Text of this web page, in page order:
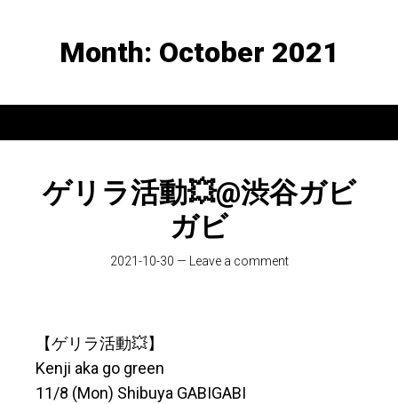
Month: October 2021
ゲリラ活動💥@渋谷ガビ
ガビ
2021-10-30 — Leave a comment
【ゲリラ活動💥】
Kenji aka go green
11/8 (Mon) Shibuya GABIGABI